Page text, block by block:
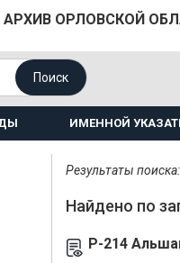
ОРЛОВСКОЙ
Поиск
ИМЕННОЙ
Результаты
Найдено по
Р-214